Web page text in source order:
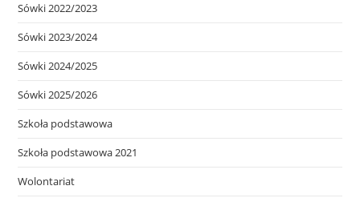
Sówki 2022/2023
Sówki 2023/2024
Sówki 2024/2025
Sówki 2025/2026
Szkoła podstawowa
Szkoła podstawowa 2021
Wolontariat